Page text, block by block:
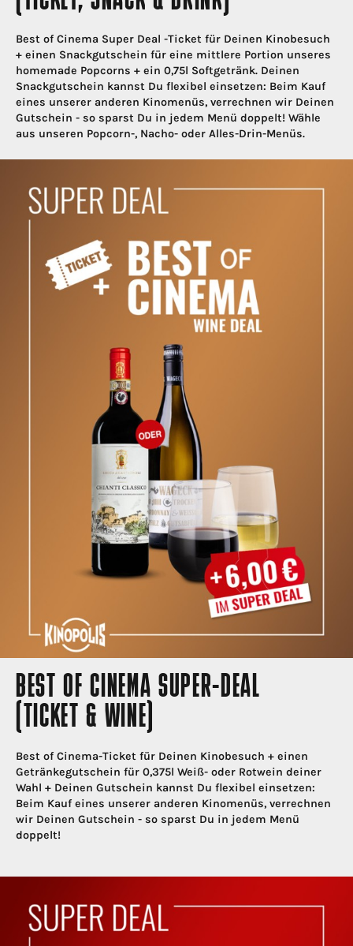
Best of Cinema Super Deal -Ticket für Deinen Kinobesuch
+ einen Snackgutschein für eine mittlere Portion unseres
homemade Popcorns + ein 0,75l Softgetränk. Deinen
Snackgutschein kannst Du flexibel einsetzen: Beim Kauf
eines unserer anderen Kinomenüs, verrechnen wir Deinen
Gutschein - so sparst Du in jedem Menü doppelt! Wähle
aus unseren Popcorn-, Nacho- oder Alles-Drin-Menüs.
BEST OF CINEMA SUPER-DEAL
(TICKET & WINE)
Best of Cinema-Ticket für Deinen Kinobesuch + einen
Getränkegutschein für 0,375l Weiß- oder Rotwein deiner
Wahl + Deinen Gutschein kannst Du flexibel einsetzen:
Beim Kauf eines unserer anderen Kinomenüs, verrechnen
wir Deinen Gutschein - so sparst Du in jedem Menü
doppelt!